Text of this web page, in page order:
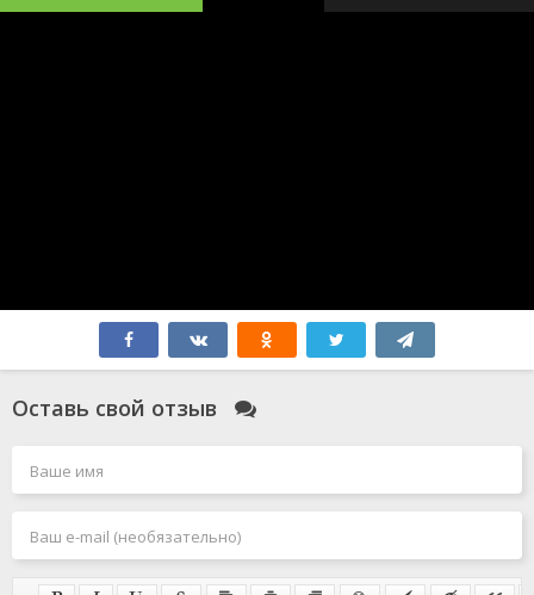
Оставь свой отзыв